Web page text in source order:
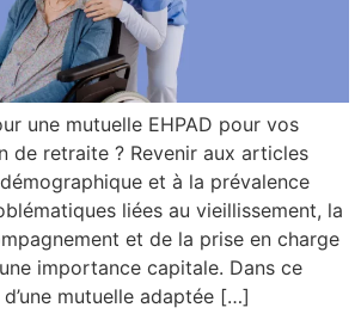
une mutuelle EHPAD pour vos
de retraite ? Revenir aux articles
et à la prévalence
liées au vieillissement, la
et de la prise en charge
importance capitale. Dans ce
mutuelle adaptée […]